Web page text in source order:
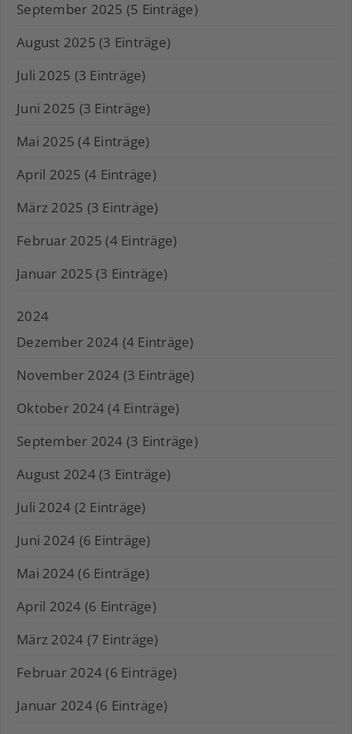
September 2025 (5 Einträge)
August 2025 (3 Einträge)
Juli 2025 (3 Einträge)
Juni 2025 (3 Einträge)
Mai 2025 (4 Einträge)
April 2025 (4 Einträge)
März 2025 (3 Einträge)
Februar 2025 (4 Einträge)
Januar 2025 (3 Einträge)
2024
Dezember 2024 (4 Einträge)
November 2024 (3 Einträge)
Oktober 2024 (4 Einträge)
September 2024 (3 Einträge)
August 2024 (3 Einträge)
Juli 2024 (2 Einträge)
Juni 2024 (6 Einträge)
Mai 2024 (6 Einträge)
April 2024 (6 Einträge)
März 2024 (7 Einträge)
Februar 2024 (6 Einträge)
Januar 2024 (6 Einträge)